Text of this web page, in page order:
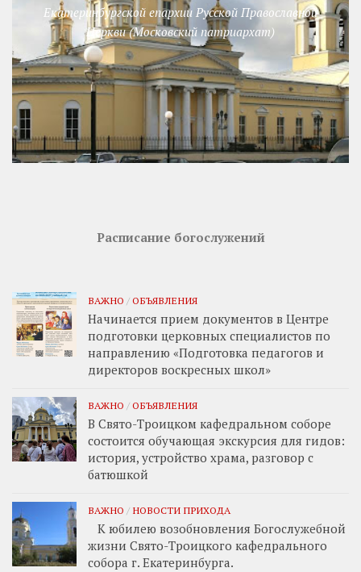
Екатеринбургской епархии Русской Православной
Церкви (Московский патриархат)
Расписание богослужений
ВАЖНО / ОБЪЯВЛЕНИЯ
Начинается прием документов в Центре
подготовки церковных специалистов по
направлению «Подготовка педагогов и
директоров воскресных школ»
ВАЖНО / ОБЪЯВЛЕНИЯ
В Свято-Троицком кафедральном соборе
состоится обучающая экскурсия для гидов:
история, устройство храма, разговор с
батюшкой
ВАЖНО / НОВОСТИ ПРИХОДА
К юбилею возобновления Богослужебной
жизни Свято-Троицкого кафедрального
собора г. Екатеринбурга.